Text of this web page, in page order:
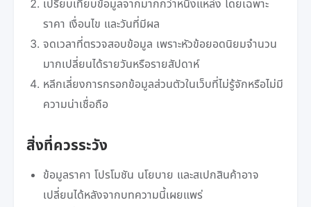
เปรียบเทียบข้อมูลจากมากกว่าหนึ่งแหล่ง โดยเฉพาะ
ราคา เงื่อนไข และวันที่มีผล
จดเวลาที่ตรวจสอบข้อมูล เพราะหัวข้อยอดนิยมจำนวน
มากเปลี่ยนได้รายวันหรือรายสัปดาห์
หลีกเลี่ยงการกรอกข้อมูลส่วนตัวในเว็บที่ไม่รู้จักหรือไม่มี
ความน่าเชื่อถือ
สิ่งที่ควรระวัง
ข้อมูลราคา โปรโมชัน นโยบาย และสเปกสินค้าอาจ
เปลี่ยนได้หลังจากบทความนี้เผยแพร่